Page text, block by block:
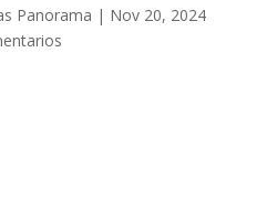
Panorama | Nov 20, 2024